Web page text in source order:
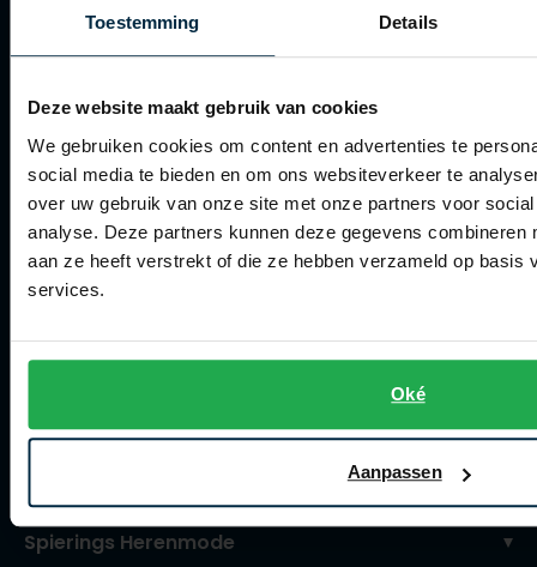
Toestemming Details
Deze website maakt gebruik van cookies
We gebruiken cookies om content en advertenties te
social media te bieden en om ons websiteverkeer te
over uw gebruik van onze site met onze partners voor
analyse. Deze partners kunnen deze gegevens combineren
aan ze heeft verstrekt of die ze hebben verzameld op basis
services.
Oké
Aanpassen
Verzenden
Klachtenafhandeling
Actievoorwaarden
Artikelonderhoud
Winkel
Winkel
Contact winkel
Spierings Herenmode